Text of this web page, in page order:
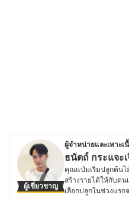
ผู้เชี่ยวชาญ
ผู้จำหน่ายและเพาะเ
ธนัตถ์ กระแจะ
คุณแป๋มเริ่มปลูกต้นไ
สร้างรายได้ให้กับตน
เลือกปลูกในช่วงแร